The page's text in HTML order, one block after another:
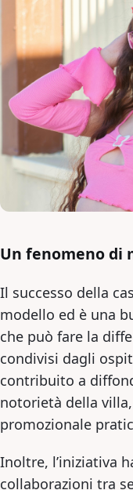
Un fenomeno di
Il successo della
modello ed è una
che può fare la
condivisi dagli
contribuito a
notorietà della
promozionale
Inoltre, l’iniziativa
collaborazioni tra